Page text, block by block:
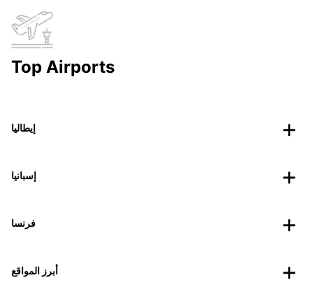
Top Airports
إيطاليا
إسبانيا
فرنسا
أبرز المواقع